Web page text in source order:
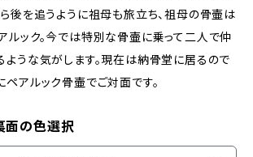
後を追うように祖母も旅立ち、祖母の骨壷は
ルック。今では特別な骨壷に乗って二人で仲
ような気がします。現在は納骨堂に居るので
アルック骨壷でご対面です。
面の色選択